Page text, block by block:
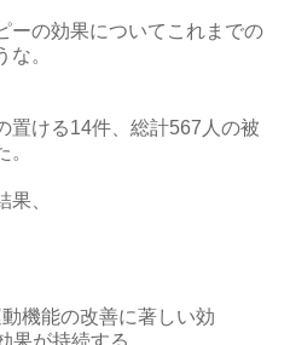
ーの効果についてこれまでの
。
置ける14件、総計567人の被
、
機能の改善に著しい効
果が持続する。